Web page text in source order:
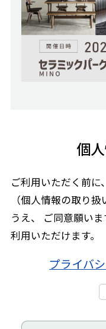
個
ご利用いただく前に
（個人情報の取り
うえ、
ご同意願い
利用いただけます。
プライバ